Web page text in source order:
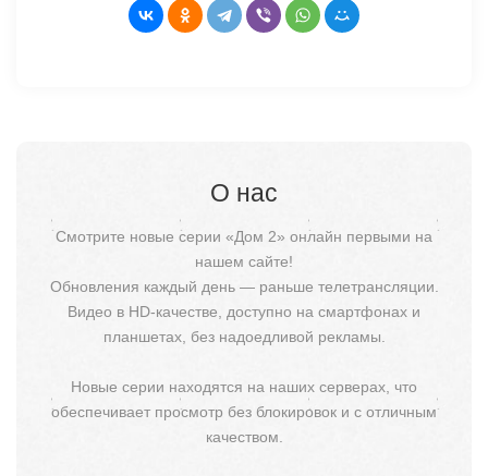
О нас
Смотрите новые серии «Дом 2» онлайн первыми на
нашем сайте!
Обновления каждый день — раньше телетрансляции.
Видео в HD-качестве, доступно на смартфонах и
планшетах, без надоедливой рекламы.
Новые серии находятся на наших серверах, что
обеспечивает просмотр без блокировок и с отличным
качеством.